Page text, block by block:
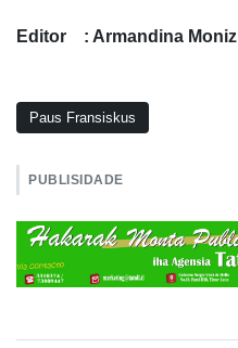
Editor : Armandina Moniz
Paus Fransiskus
PUBLISIDADE